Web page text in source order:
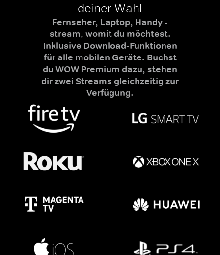
deiner Wahl
Fernseher, Laptop, Handy -
stream, womit du möchtest.
Inklusive Download-Funktionen
für alle mobilen Geräte. Buchst
du WOW Premium dazu, stehen
dir zwei Streams gleichzeitig zur
Verfügung.